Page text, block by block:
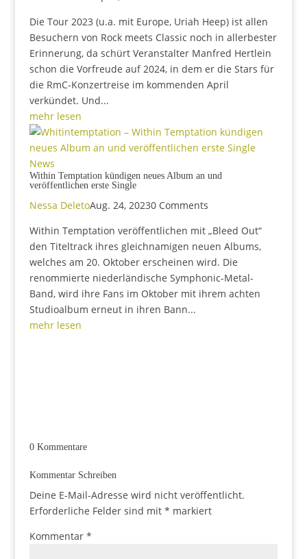
Die Tour 2023 (u.a. mit Europe, Uriah Heep) ist allen
Besuchern von Rock meets Classic noch in allerbester
Erinnerung, da schürt Veranstalter Manfred Hertlein
schon die Vorfreude auf 2024, in dem er die Stars für
die RmC-Konzertreise im kommenden April
verkündet. Und...
mehr lesen
News
Within Temptation kündigen neues Album an und
veröffentlichen erste Single
Nessa DeletoAug. 24, 20230 Comments
Within Temptation veröffentlichen mit „Bleed Out“
den Titeltrack ihres gleichnamigen neuen Albums,
welches am 20. Oktober erscheinen wird. Die
renommierte niederländische Symphonic-Metal-
Band, wird ihre Fans im Oktober mit ihrem achten
Studioalbum erneut in ihren Bann...
mehr lesen
0 Kommentare
Kommentar Schreiben
Deine E-Mail-Adresse wird nicht veröffentlicht.
Erforderliche Felder sind mit * markiert
Kommentar *